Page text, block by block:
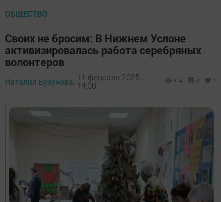
ОБЩЕСТВО
Своих не бросим: В Нижнем Услоне
активизировалась работа серебряных
волонтеров
Наталия Бузунова, 11 февраля 2025 -
14:00
874 0 1